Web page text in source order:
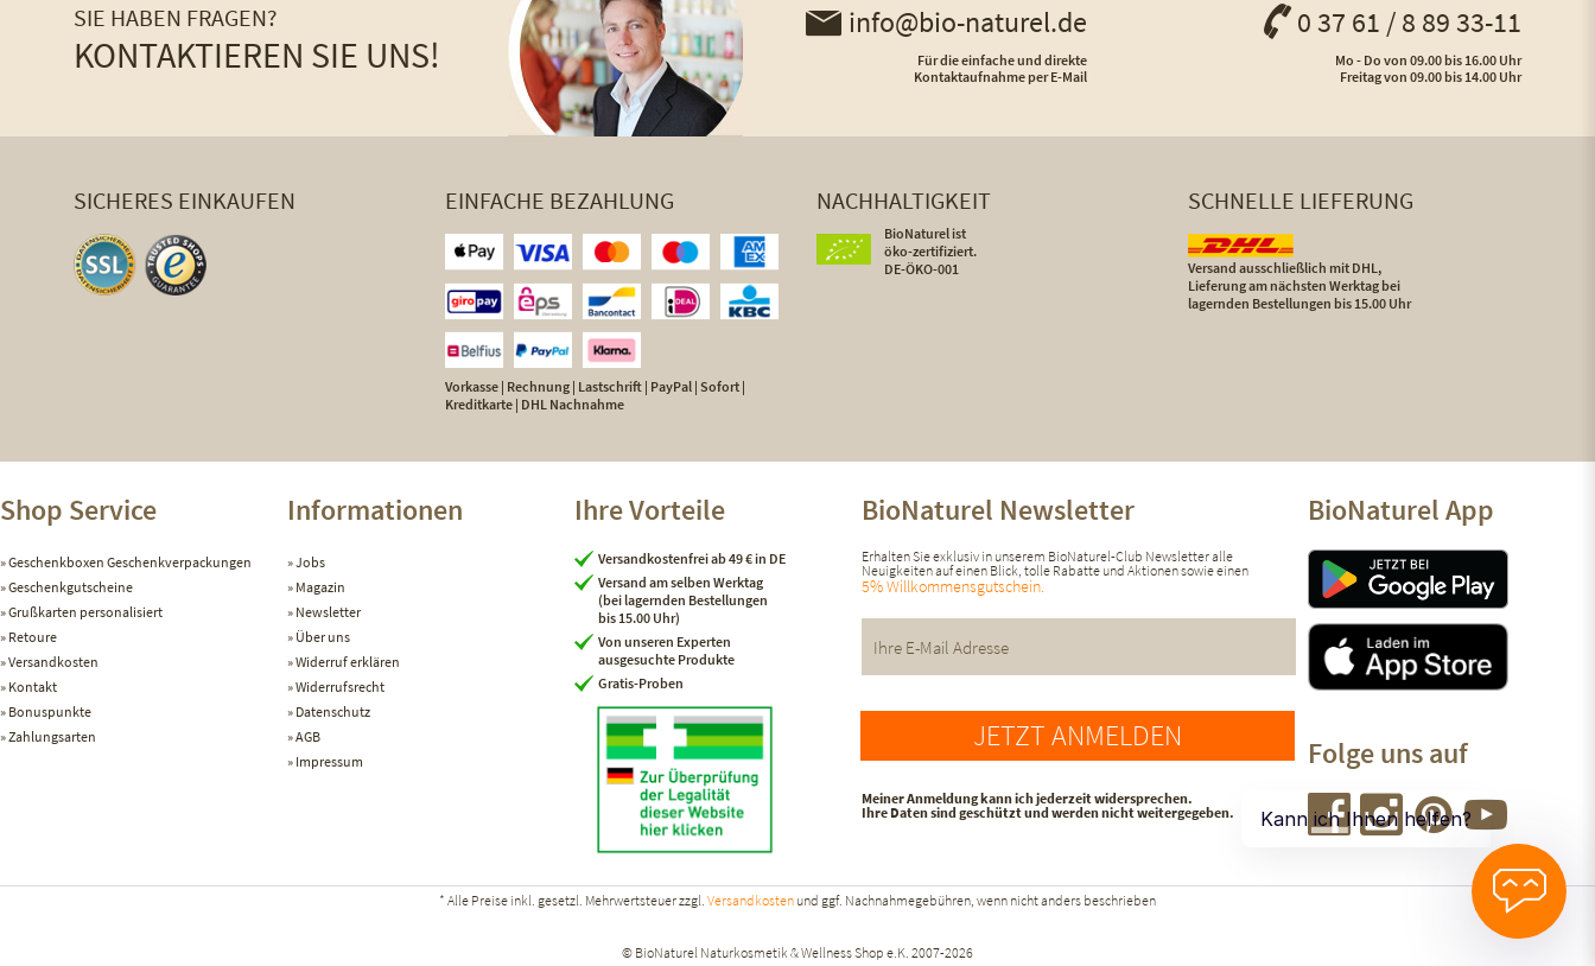
SIE HABEN FRAGEN?
KONTAKTIEREN SIE UNS!
info@bio-naturel.de
Für die einfache und direkte
Kontaktaufnahme per E-Mail
0 37 61 / 8 89 33-11
Mo - Do von 09.00 bis 16.00 Uhr
Freitag von 09.00 bis 14.00 Uhr
SICHERES EINKAUFEN EINFACHE BEZAHLUNG
Vorkasse | Rechnung | Lastschrift | PayPal | Sofort |
Kreditkarte | DHL Nachnahme
NACHHALTIGKEIT
BioNaturel ist
öko-zertifiziert.
DE-ÖKO-001
SCHNELLE LIEFERUNG
Versand ausschließlich mit DHL,
Lieferung am nächsten Werktag bei
lagernden Bestellungen bis 15.00 Uhr
Shop Service
Geschenkboxen Geschenkverpackungen
Geschenkgutscheine
Grußkarten personalisiert
Retoure
Versandkosten
Kontakt
Bonuspunkte
Zahlungsarten
Informationen
Jobs
Magazin
Newsletter
Über uns
Widerruf erklären
Widerrufsrecht
Datenschutz
AGB
Impressum
Ihre Vorteile
Versandkostenfrei ab 49 € in DE
Versand am selben Werktag
(bei lagernden Bestellungen
bis 15.00 Uhr)
Von unseren Experten
ausgesuchte Produkte
Gratis-Proben
BioNaturel Newsletter
Erhalten Sie exklusiv in unserem BioNaturel-Club Newsletter alle
Neuigkeiten auf einen Blick, tolle Rabatte und Aktionen sowie einen
5% Willkommensgutschein.
JETZT ANMELDEN
Meiner Anmeldung kann ich jederzeit widersprechen.
Ihre Daten sind geschützt und werden nicht weitergegeben.
BioNaturel App
Folge uns auf
* Alle Preise inkl. gesetzl. Mehrwertsteuer zzgl. Versandkosten und ggf. Nachnahmegebühren, wenn nicht anders beschrieben
© BioNaturel Naturkosmetik & Wellness Shop e.K. 2007-2026